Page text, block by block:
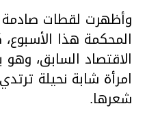
وأظهرت لقطات
المحكمة هذا
الاقتصاد السابق،
امرأة شابة نحيلة
شعرها.